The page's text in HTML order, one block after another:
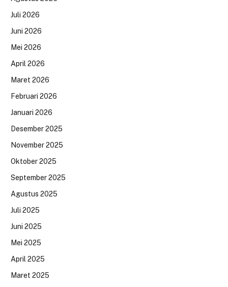
Juli 2026
Juni 2026
Mei 2026
April 2026
Maret 2026
Februari 2026
Januari 2026
Desember 2025
November 2025
Oktober 2025
September 2025
Agustus 2025
Juli 2025
Juni 2025
Mei 2025
April 2025
Maret 2025